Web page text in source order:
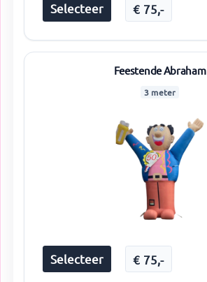
Selecteer € 75,-
Feestende Abraham
3 meter
Selecteer € 75,-